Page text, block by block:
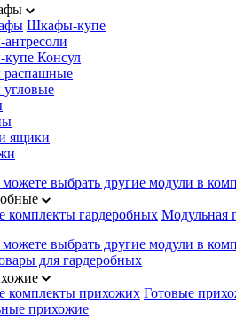
Шкафы-купе
Консул
ящики
выбрать другие модули в
комплекты гардеробных Модульная
выбрать другие модули в
для гардеробных
комплекты прихожих Готовые
прихожие